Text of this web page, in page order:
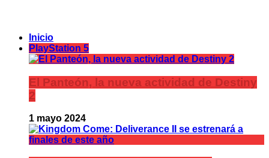
Inicio
PlayStation 5
El Panteón, la nueva actividad de Destiny
2
1 mayo 2024